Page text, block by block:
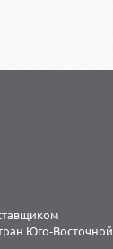
Юго-Восточной